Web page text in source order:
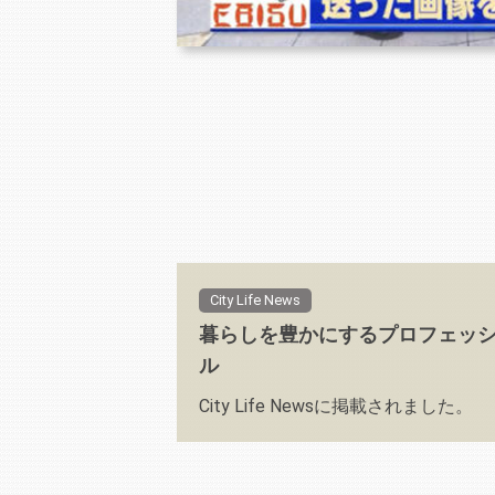
City Life News
暮らしを豊かにするプロフェッ
ル
City Life Newsに掲載されました。